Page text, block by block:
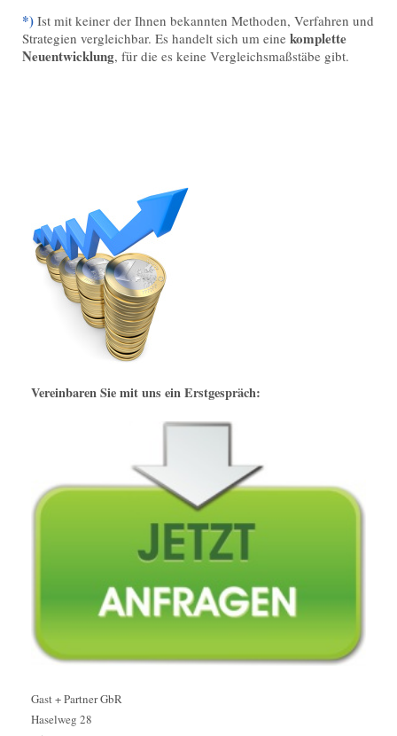
*) Ist mit keiner der Ihnen bekannten Methoden, Verfahren und
Strategien vergleichbar. Es handelt sich um eine komplette
Neuentwicklung, für die es keine Vergleichsmaßstäbe gibt.
Vereinbaren Sie mit uns ein Erstgespräch:
Gast + Partner GbR
Haselweg 28